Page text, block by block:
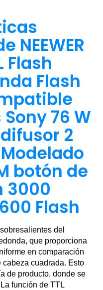
NEEWER
Flash
Flash
76 W
2
botón de
3000
Flash
del
que proporciona
en comparación
cuadrada. Esto
de producto, donde se
función de TTL